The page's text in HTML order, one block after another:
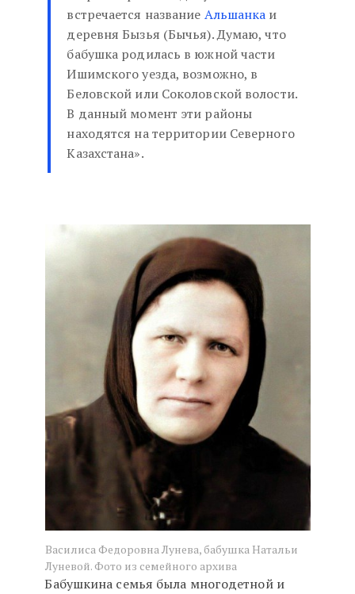
встречается название Альшанка и
деревня Бызья (Бычья). Думаю, что
бабушка родилась в южной части
Ишимского уезда, возможно, в
Беловской или Соколовской волости.
В данный момент эти районы
находятся на территории Северного
Казахстана».
Василиса Федоровна Лунева, бабушка Натальи
Луневой. Фото из семейного архива
Бабушкина семья была многодетной и